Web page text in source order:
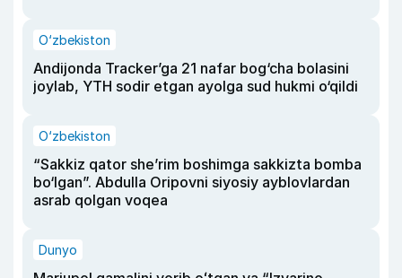
O‘zbekiston
Andijonda Tracker’ga 21 nafar bog‘cha bolasini
joylab, YTH sodir etgan ayolga sud hukmi o‘qildi
O‘zbekiston
“Sakkiz qator she’rim boshimga sakkizta bomba
bo‘lgan”. Abdulla Oripovni siyosiy ayblovlardan
asrab qolgan voqea
Dunyo